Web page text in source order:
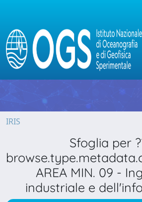
IRIS
Sfoglia per
AREA MIN. 09 -
industriale e